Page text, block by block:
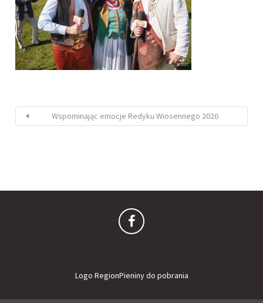
Wspominając emocje Redyku Wiosennego 2026
Logo RegionPieniny do pobrania